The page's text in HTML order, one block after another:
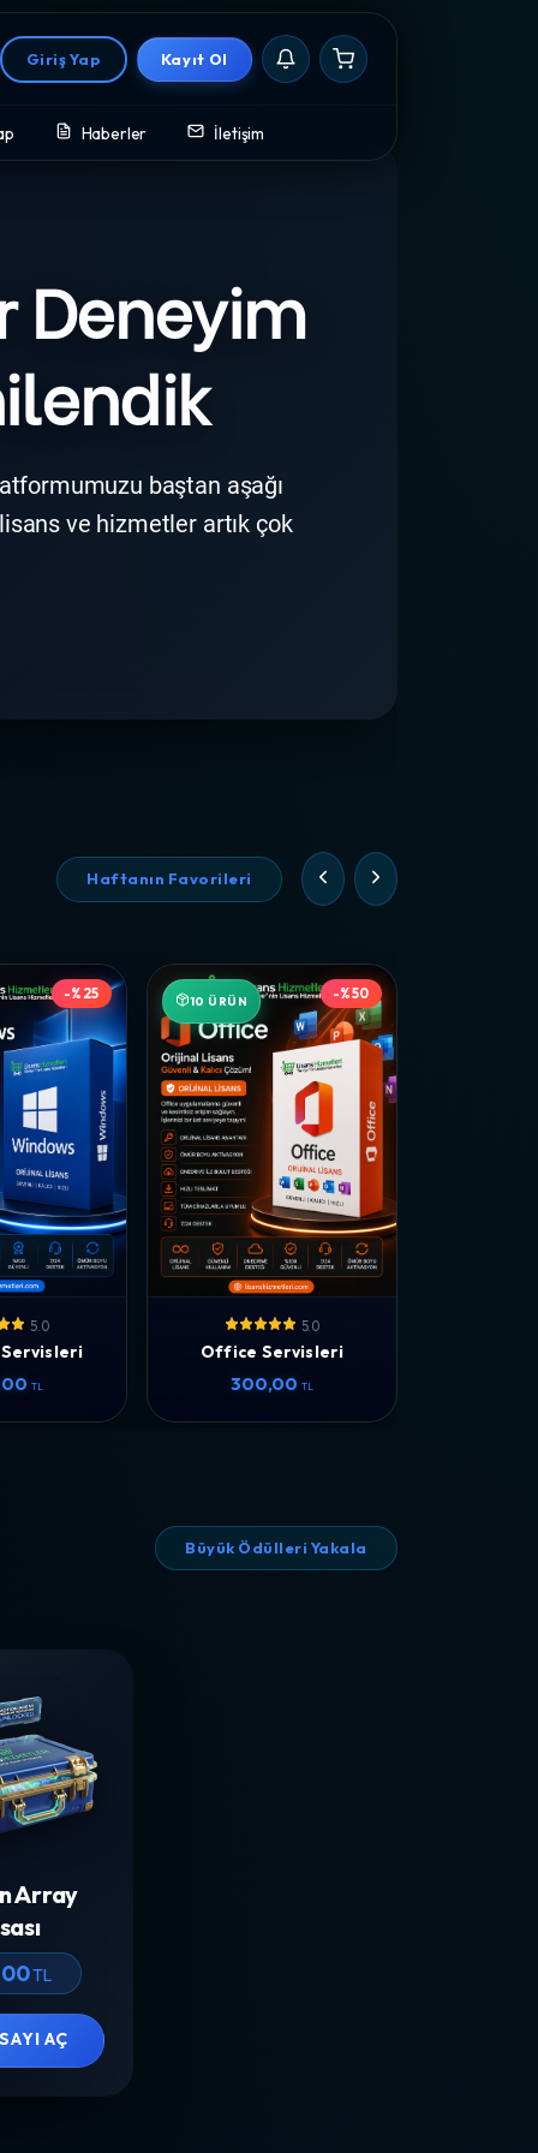
Giriş Yap Kayıt Ol
Haberler İletişim
Lisansları
Deneyim
baştan aşağı
ve hizmetler artık çok
Haftanın Favorileri
-%25
5.0
TL
10 ÜRÜN -%50
5.0
Office Servisleri
300,00 TL
Büyük Ödülleri Yakala
Array
TL
AÇ